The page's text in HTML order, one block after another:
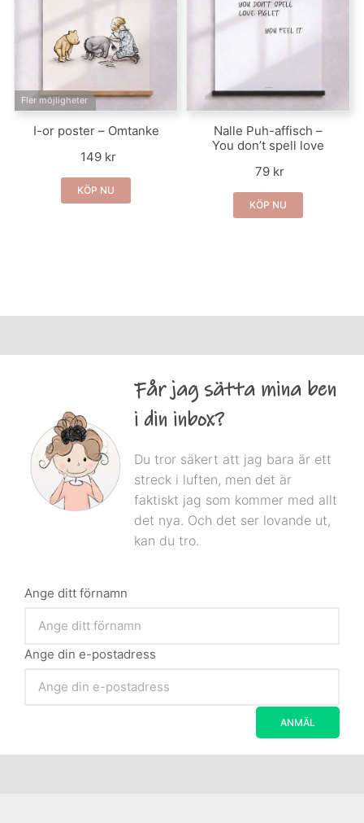
Fler möjligheter
I-or poster – Omtanke
149 kr
KÖP NU
Nalle Puh-affisch –
You don’t spell love
79 kr
KÖP NU
Får jag sätta mina ben
i din inbox?
Du tror säkert att jag bara är ett
streck i luften, men det är
faktiskt jag som kommer med allt
det nya. Och det ser lovande ut,
kan du tro.
Ange ditt förnamn
Ange din e-postadress